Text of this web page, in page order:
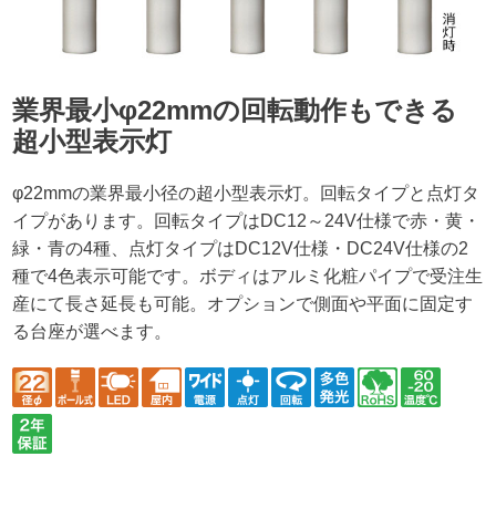
業界最小φ22mmの回転動作もできる
超小型表示灯
φ22mmの業界最小径の超小型表示灯。回転タイプと点灯タ
イプがあります。回転タイプはDC12～24V仕様で赤・黄・
緑・青の4種、点灯タイプはDC12V仕様・DC24V仕様の2
種で4色表示可能です。ボディはアルミ化粧パイプで受注生
産にて長さ延長も可能。オプションで側面や平面に固定す
る台座が選べます。